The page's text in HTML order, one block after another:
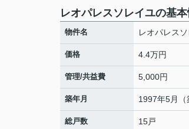
レオパレスソレイユの基
物件名 レオパレス
価格 4.4万円
管理/共益費 5,000円
築年月 1997年5月（
総戸数 15戸